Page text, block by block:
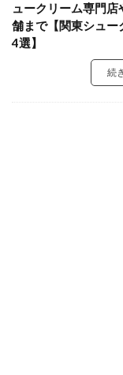
ュークリーム専門店
舗まで【関東シュー
4選】
続